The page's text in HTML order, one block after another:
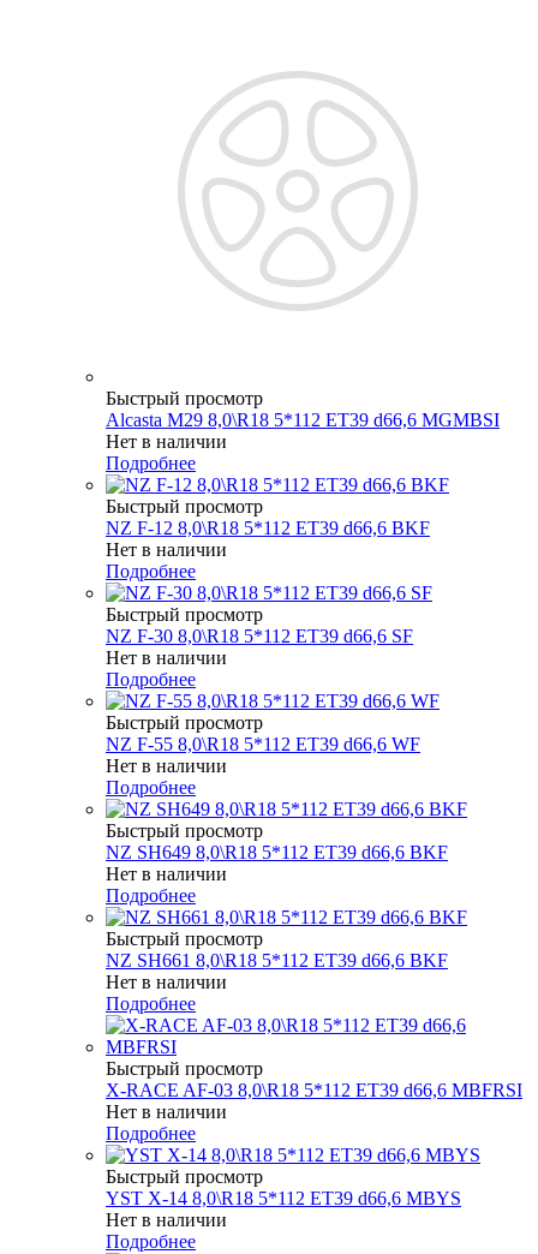
Быстрый просмотр
Alcasta M29 8,0\R18 5*112 ET39 d66,6 MGMBSI
Нет в наличии
Подробнее
Быстрый просмотр
NZ F-12 8,0\R18 5*112 ET39 d66,6 BKF
Нет в наличии
Подробнее
Быстрый просмотр
NZ F-30 8,0\R18 5*112 ET39 d66,6 SF
Нет в наличии
Подробнее
Быстрый просмотр
NZ F-55 8,0\R18 5*112 ET39 d66,6 WF
Нет в наличии
Подробнее
Быстрый просмотр
NZ SH649 8,0\R18 5*112 ET39 d66,6 BKF
Нет в наличии
Подробнее
Быстрый просмотр
NZ SH661 8,0\R18 5*112 ET39 d66,6 BKF
Нет в наличии
Подробнее
Быстрый просмотр
X-RACE AF-03 8,0\R18 5*112 ET39 d66,6 MBFRSI
Нет в наличии
Подробнее
Быстрый просмотр
YST X-14 8,0\R18 5*112 ET39 d66,6 MBYS
Нет в наличии
Подробнее